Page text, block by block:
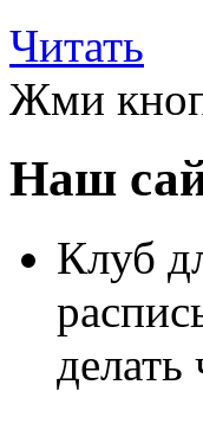
Читать
Жми
Наш
Клуб